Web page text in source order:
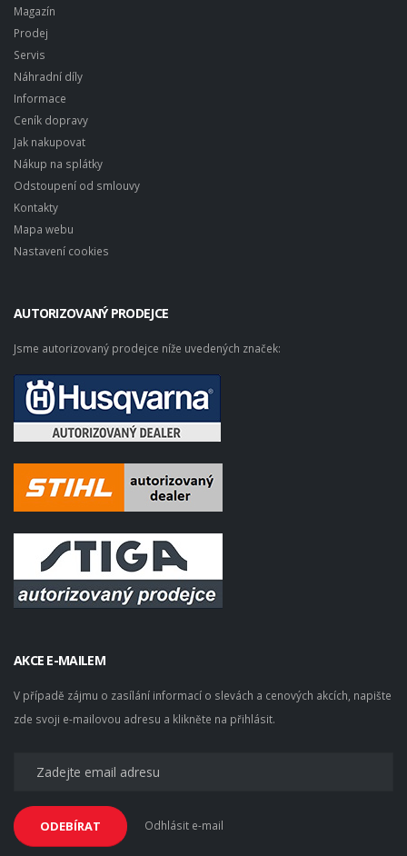
Magazín
Prodej
Servis
Náhradní díly
Informace
Ceník dopravy
Jak nakupovat
Nákup na splátky
Odstoupení od smlouvy
Kontakty
Mapa webu
Nastavení cookies
AUTORIZOVANÝ PRODEJCE
Jsme autorizovaný prodejce níže uvedených značek:
AKCE E-MAILEM
V případě zájmu o zasílání informací o slevách a cenových akcích, napište
zde svoji e-mailovou adresu a klikněte na přihlásit.
ODEBÍRAT Odhlásit e-mail